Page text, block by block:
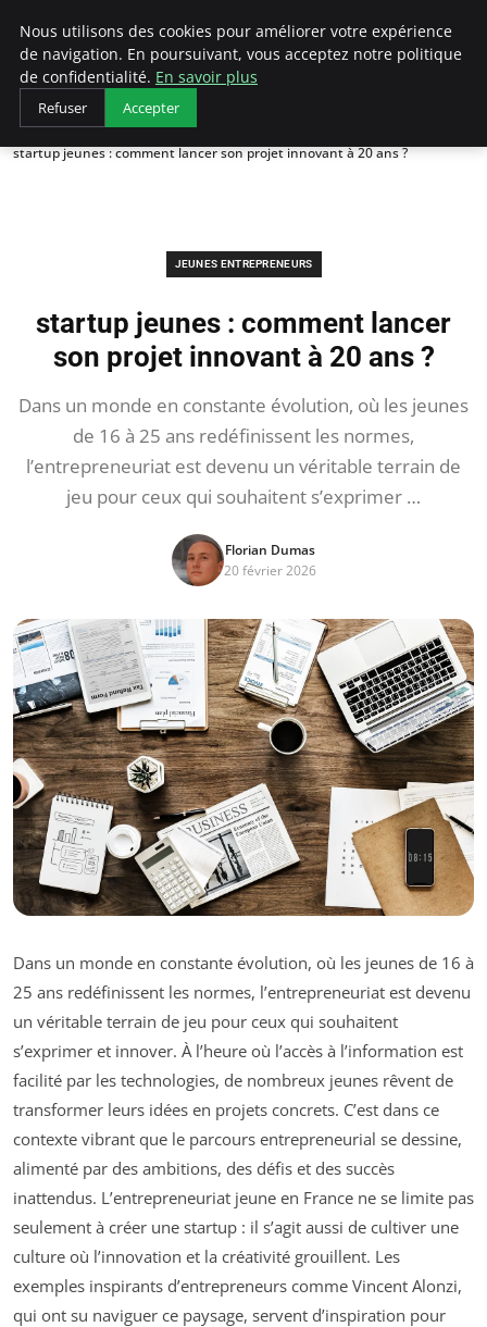
AIESEC France
Accueil
Jeunes Entrepreneurs
startup jeunes : comment lancer son projet innovant à 20 ans ?
JEUNES ENTREPRENEURS
startup jeunes : comment lancer
son projet innovant à 20 ans ?
Dans un monde en constante évolution, où les jeunes
de 16 à 25 ans redéfinissent les normes,
l’entrepreneuriat est devenu un véritable terrain de
jeu pour ceux qui souhaitent s’exprimer …
Florian Dumas
20 février 2026
Dans un monde en constante évolution, où les jeunes de 16 à
25 ans redéfinissent les normes, l’entrepreneuriat est devenu
un véritable terrain de jeu pour ceux qui souhaitent
s’exprimer et innover. À l’heure où l’accès à l’information est
facilité par les technologies, de nombreux jeunes rêvent de
transformer leurs idées en projets concrets. C’est dans ce
contexte vibrant que le parcours entrepreneurial se dessine,
alimenté par des ambitions, des défis et des succès
inattendus. L’entrepreneuriat jeune en France ne se limite pas
seulement à créer une startup : il s’agit aussi de cultiver une
culture où l’innovation et la créativité grouillent. Les
exemples inspirants d’entrepreneurs comme Vincent Alonzi,
qui ont su naviguer ce paysage, servent d’inspiration pour
Nous utilisons des cookies pour améliorer votre expérience
de navigation. En poursuivant, vous acceptez notre politique
de confidentialité. En savoir plus
Refuser Accepter